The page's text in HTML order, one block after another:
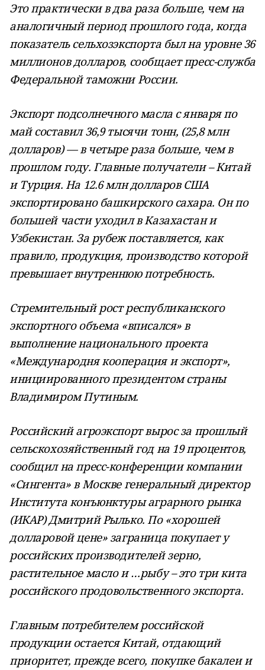
Это практически в два раза больше, чем на
аналогичный период прошлого года, когда
показатель сельхозэкспорта был на уровне 36
миллионов долларов, сообщает пресс-служба
Федеральной таможни России.
Экспорт подсолнечного масла с января по
май составил 36,9 тысячи тонн, (25,8 млн
долларов) — в четыре раза больше, чем в
прошлом году. Главные получатели – Китай
и Турция. На 12.6 млн долларов США
экспортировано башкирского сахара. Он по
большей части уходил в Казахастан и
Узбекистан. За рубеж поставляется, как
правило, продукция, производство которой
превышает внутреннюю потребность.
Стремительный рост республиканского
экспортного объема «вписался» в
выполнение национального проекта
«Международня кооперация и экспорт»,
инициированного президентом страны
Владимиром Путиным.
Российский агроэкспорт вырос за прошлый
сельскохозяйственный год на 19 процентов,
сообщил на пресс-конференции компании
«Сингента» в Москве генеральный директор
Института конъюнктуры аграрного рынка
(ИКАР) Дмитрий Рылько. По «хорошей
долларовой цене» заграница покупает у
российских производителей зерно,
растительное масло и …рыбу – это три кита
российского продовольственного экспорта.
Главным потребителем российской
продукции остается Китай, отдающий
приоритет, прежде всего, покупке бакалеи и